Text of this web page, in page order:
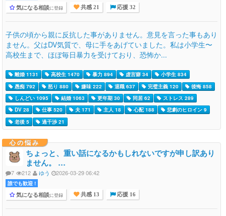
気になる相談に登録 共感 21 応援 32
子供の頃から親に反抗した事がありません。意見を言った事もあり
ません。父はDV気質で、母に手をあげていました。私は小学生〜
高校生まで、ほぼ毎日暴力を受けており、恐怖か...
離婚 1131 高校生 1470 暴力 894 虚言癖 34
小学生 834
愚痴 792
怒り 880 嫌味 222 退職 637 完璧主義 120
後悔 858
しんどい 1095
結婚 1063 更年期 30 同居 62
ストレス 289
DV 28
仕事 520 夫 171 主人 18 心配 188
悲劇のヒロイン 9
老後 5
過干渉 21
心の悩み
ちょっと、重い話になるかもしれないですが申し訳あり
ません。 …
7 212 ゆう 2026-03-29 06:42
誰でも歓迎 !
気になる相談に登録 共感 13 応援 16